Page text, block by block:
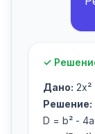
✓
Дано: 2x²
Решение:
D = b² -